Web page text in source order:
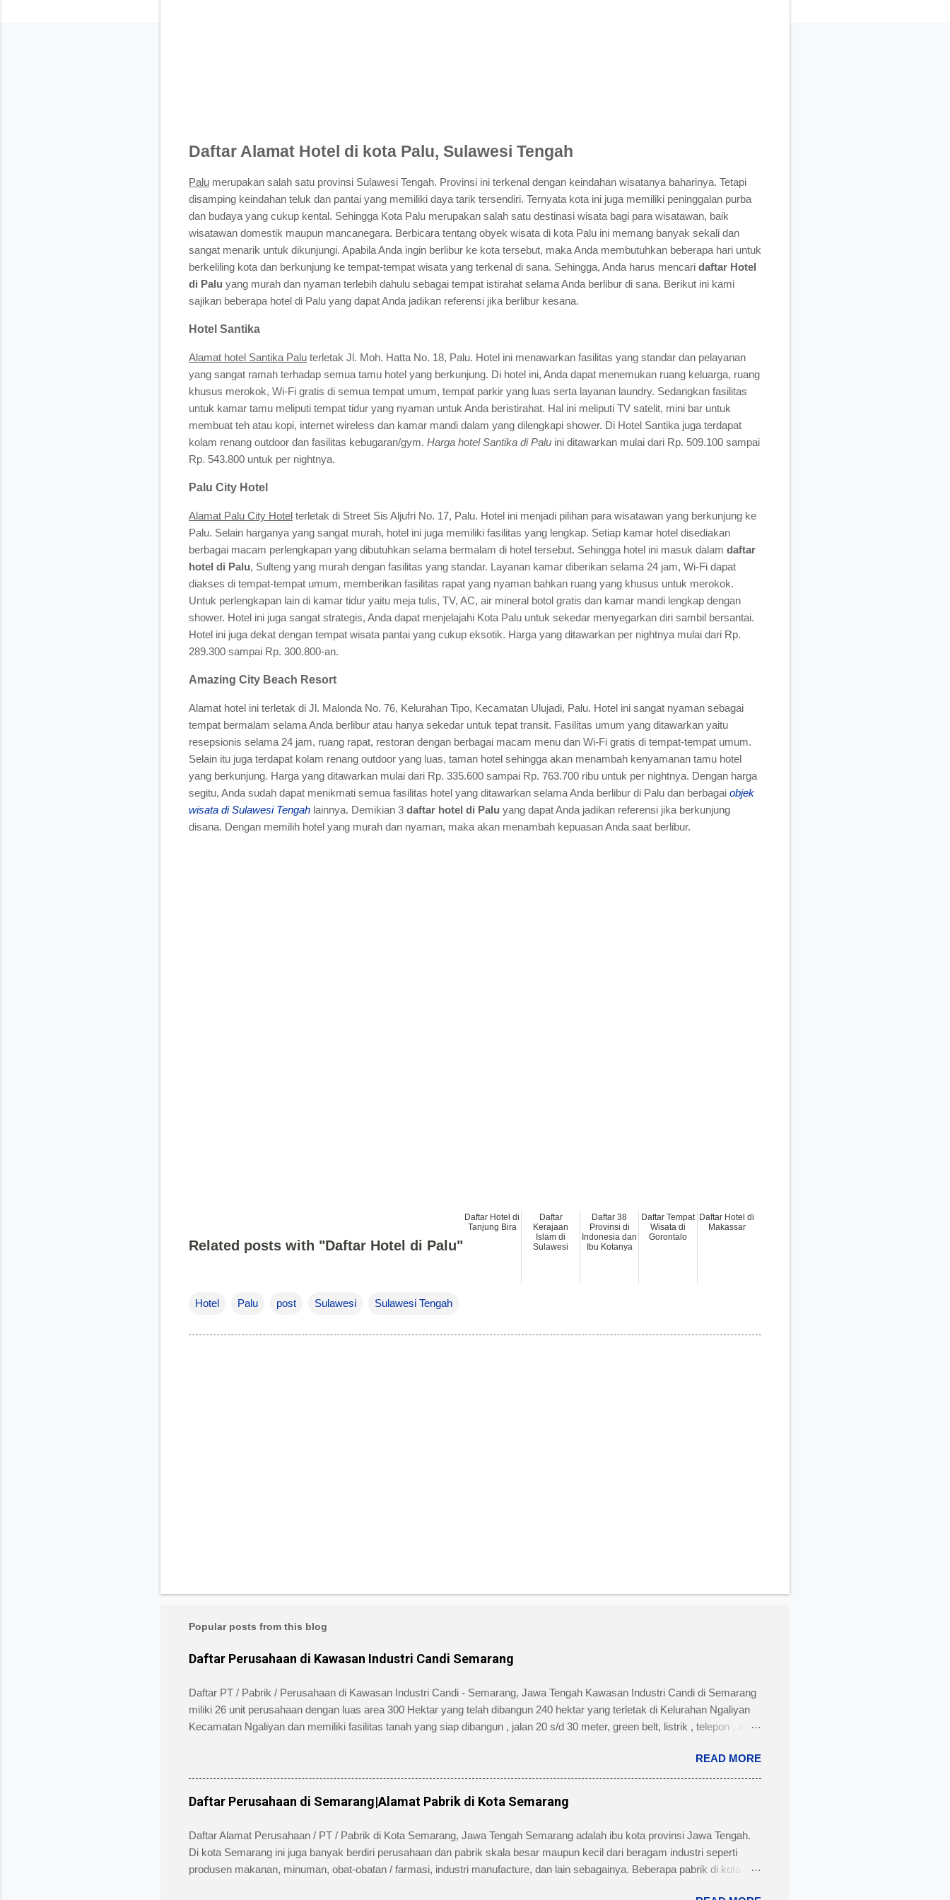
Daftar Alamat Hotel di kota Palu, Sulawesi Tengah
Palu merupakan salah satu provinsi Sulawesi Tengah. Provinsi ini terkenal dengan keindahan wisatanya baharinya. Tetapi
disamping keindahan teluk dan pantai yang memiliki daya tarik tersendiri. Ternyata kota ini juga memiliki peninggalan purba
dan budaya yang cukup kental. Sehingga Kota Palu merupakan salah satu destinasi wisata bagi para wisatawan, baik
wisatawan domestik maupun mancanegara. Berbicara tentang obyek wisata di kota Palu ini memang banyak sekali dan
sangat menarik untuk dikunjungi. Apabila Anda ingin berlibur ke kota tersebut, maka Anda membutuhkan beberapa hari untuk
berkeliling kota dan berkunjung ke tempat-tempat wisata yang terkenal di sana. Sehingga, Anda harus mencari daftar Hotel
di Palu yang murah dan nyaman terlebih dahulu sebagai tempat istirahat selama Anda berlibur di sana. Berikut ini kami
sajikan beberapa hotel di Palu yang dapat Anda jadikan referensi jika berlibur kesana.
Hotel Santika
Alamat hotel Santika Palu terletak Jl. Moh. Hatta No. 18, Palu. Hotel ini menawarkan fasilitas yang standar dan pelayanan
yang sangat ramah terhadap semua tamu hotel yang berkunjung. Di hotel ini, Anda dapat menemukan ruang keluarga, ruang
khusus merokok, Wi-Fi gratis di semua tempat umum, tempat parkir yang luas serta layanan laundry. Sedangkan fasilitas
untuk kamar tamu meliputi tempat tidur yang nyaman untuk Anda beristirahat. Hal ini meliputi TV satelit, mini bar untuk
membuat teh atau kopi, internet wireless dan kamar mandi dalam yang dilengkapi shower. Di Hotel Santika juga terdapat
kolam renang outdoor dan fasilitas kebugaran/gym. Harga hotel Santika di Palu ini ditawarkan mulai dari Rp. 509.100 sampai
Rp. 543.800 untuk per nightnya.
Palu City Hotel
Alamat Palu City Hotel terletak di Street Sis Aljufri No. 17, Palu. Hotel ini menjadi pilihan para wisatawan yang berkunjung ke
Palu. Selain harganya yang sangat murah, hotel ini juga memiliki fasilitas yang lengkap. Setiap kamar hotel disediakan
berbagai macam perlengkapan yang dibutuhkan selama bermalam di hotel tersebut. Sehingga hotel ini masuk dalam daftar
hotel di Palu, Sulteng yang murah dengan fasilitas yang standar. Layanan kamar diberikan selama 24 jam, Wi-Fi dapat
diakses di tempat-tempat umum, memberikan fasilitas rapat yang nyaman bahkan ruang yang khusus untuk merokok.
Untuk perlengkapan lain di kamar tidur yaitu meja tulis, TV, AC, air mineral botol gratis dan kamar mandi lengkap dengan
shower. Hotel ini juga sangat strategis, Anda dapat menjelajahi Kota Palu untuk sekedar menyegarkan diri sambil bersantai.
Hotel ini juga dekat dengan tempat wisata pantai yang cukup eksotik. Harga yang ditawarkan per nightnya mulai dari Rp.
289.300 sampai Rp. 300.800-an.
Amazing City Beach Resort
Alamat hotel ini terletak di Jl. Malonda No. 76, Kelurahan Tipo, Kecamatan Ulujadi, Palu. Hotel ini sangat nyaman sebagai
tempat bermalam selama Anda berlibur atau hanya sekedar untuk tepat transit. Fasilitas umum yang ditawarkan yaitu
resepsionis selama 24 jam, ruang rapat, restoran dengan berbagai macam menu dan Wi-Fi gratis di tempat-tempat umum.
Selain itu juga terdapat kolam renang outdoor yang luas, taman hotel sehingga akan menambah kenyamanan tamu hotel
yang berkunjung. Harga yang ditawarkan mulai dari Rp. 335.600 sampai Rp. 763.700 ribu untuk per nightnya. Dengan harga
segitu, Anda sudah dapat menikmati semua fasilitas hotel yang ditawarkan selama Anda berlibur di Palu dan berbagai objek
wisata di Sulawesi Tengah lainnya. Demikian 3 daftar hotel di Palu yang dapat Anda jadikan referensi jika berkunjung
disana. Dengan memilih hotel yang murah dan nyaman, maka akan menambah kepuasan Anda saat berlibur.
Hotel Palu post Sulawesi Sulawesi Tengah
Related posts with "Daftar Hotel di Palu"
Daftar Hotel di
Tanjung Bira
Daftar
Kerajaan
Islam di
Sulawesi
Daftar 38
Provinsi di
Indonesia dan
Ibu Kotanya
Daftar Tempat
Wisata di
Gorontalo
Daftar Hotel di
Makassar
Popular posts from this blog
Daftar Perusahaan di Kawasan Industri Candi Semarang
Daftar PT / Pabrik / Perusahaan di Kawasan Industri Candi - Semarang, Jawa Tengah Kawasan Industri Candi di Semarang
miliki 26 unit perusahaan dengan luas area 300 Hektar yang telah dibangun 240 hektar yang terletak di Kelurahan Ngaliyan
Kecamatan Ngaliyan dan memiliki fasilitas tanah yang siap dibangun , jalan 20 s/d 30 meter, green belt, listrik , telepon , air,
alamat pengelola berada di Jl. Tambakaji II No. 7 Semarang Kota Semarang, Provinsi Jawa Tengah dengan nomor Telepon
atau Fax (024) 7602345, (024)7607651. Berikut ini daftar Perusahaan di Kawasan Industri Candi Semarang disertai dengan
informasi bidang usaha, alamat lengkap dan nomor telpon masing-masing perusahaan/pabrik : PT. AMAN INDAH MAKMUR
Bidang Usaha: Industri Kertas, Barang dari kertas dan Percetakan Negara asal : Indonesia Alamat pabrik : Kawasan Industri
READ MORE
Daftar Perusahaan di Semarang|Alamat Pabrik di Kota Semarang
Daftar Alamat Perusahaan / PT / Pabrik di Kota Semarang, Jawa Tengah Semarang adalah ibu kota provinsi Jawa Tengah.
Di kota Semarang ini juga banyak berdiri perusahaan dan pabrik skala besar maupun kecil dari beragam industri seperti
produsen makanan, minuman, obat-obatan / farmasi, industri manufacture, dan lain sebagainya. Beberapa pabrik di kota